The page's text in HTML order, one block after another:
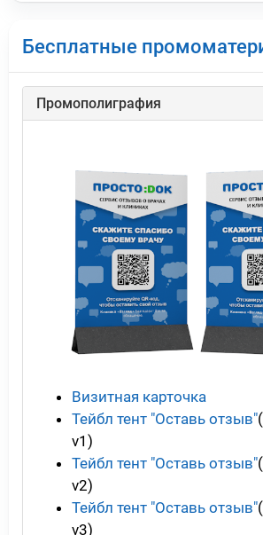
Бесплатные
Промополиграфия
Визитная карточка
Тейбл тент "Оставь отзыв"
v1)
Тейбл тент "Оставь отзыв"
v2)
Тейбл тент "Оставь отзыв"
v3)